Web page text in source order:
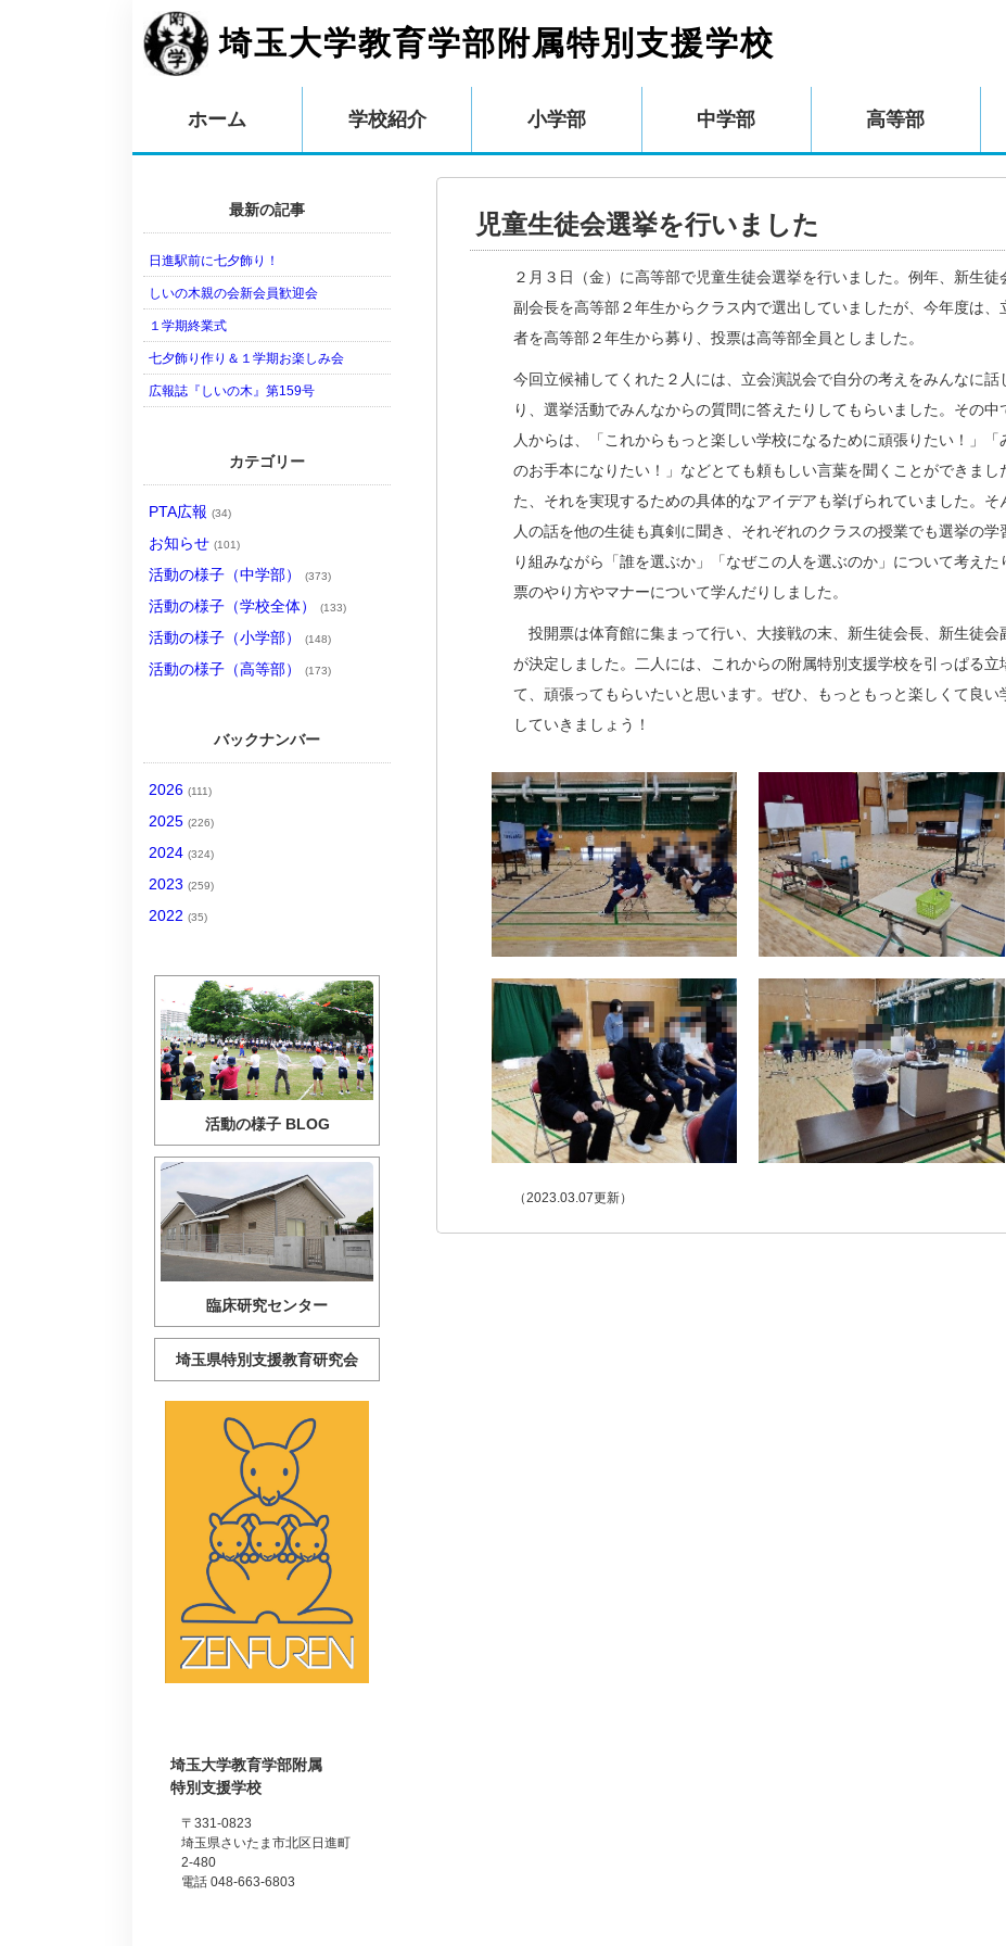
埼玉大学教育学部附属特別支援学校
ホーム 学校紹介 小学部 中学部 高等部
児童生徒会選挙を行いました
２月３日（金）に高等部で児童生徒会選挙を行いました。例年、新生徒
副会長を高等部２年生からクラス内で選出していましたが、今年度は、
者を高等部２年生から募り、投票は高等部全員としました。
今回立候補してくれた２人には、立会演説会で自分の考えをみんなに話
り、選挙活動でみんなからの質問に答えたりしてもらいました。その中
人からは、「これからもっと楽しい学校になるために頑張りたい！」「
のお手本になりたい！」などとても頼もしい言葉を聞くことができまし
た、それを実現するための具体的なアイデアも挙げられていました。そ
人の話を他の生徒も真剣に聞き、それぞれのクラスの授業でも選挙の学
り組みながら「誰を選ぶか」「なぜこの人を選ぶのか」について考えた
票のやり方やマナーについて学んだりしました。
投開票は体育館に集まって行い、大接戦の末、新生徒会長、新生徒会
が決定しました。二人には、これからの附属特別支援学校を引っぱる立
て、頑張ってもらいたいと思います。ぜひ、もっともっと楽しくて良い
していきましょう！
（2023.03.07更新）
最新の記事
日進駅前に七夕飾り！
しいの木親の会新会員歓迎会
１学期終業式
七夕飾り作り＆１学期お楽しみ会
広報誌『しいの木』第159号
カテゴリー
PTA広報 (34)
お知らせ (101)
活動の様子（中学部） (373)
活動の様子（学校全体） (133)
活動の様子（小学部） (148)
活動の様子（高等部） (173)
バックナンバー
2026 (111)
2025 (226)
2024 (324)
2023 (259)
2022 (35)
活動の様子 BLOG
臨床研究センター
埼玉県特別支援教育研究会
埼玉大学教育学部附属
特別支援学校
〒331-0823
埼玉県さいたま市北区日進町
2-480
電話 048-663-6803